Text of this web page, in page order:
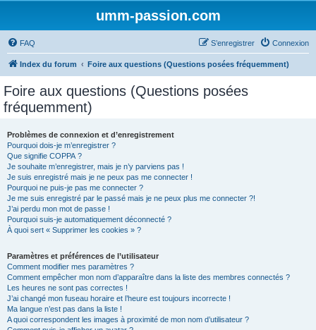
umm-passion.com
FAQ Connexion
S’enregistrer
Index du forum Foire aux questions (Questions posées fréquemment)
Foire aux questions (Questions posées
fréquemment)
Problèmes de connexion et d’enregistrement
Pourquoi dois-je m’enregistrer ?
Que signifie COPPA ?
Je souhaite m’enregistrer, mais je n’y parviens pas !
Je suis enregistré mais je ne peux pas me connecter !
Pourquoi ne puis-je pas me connecter ?
Je me suis enregistré par le passé mais je ne peux plus me connecter ?!
J’ai perdu mon mot de passe !
Pourquoi suis-je automatiquement déconnecté ?
À quoi sert « Supprimer les cookies » ?
Paramètres et préférences de l’utilisateur
Comment modifier mes paramètres ?
Comment empêcher mon nom d’apparaître dans la liste des membres connectés ?
Les heures ne sont pas correctes !
J’ai changé mon fuseau horaire et l’heure est toujours incorrecte !
Ma langue n’est pas dans la liste !
A quoi correspondent les images à proximité de mon nom d’utilisateur ?